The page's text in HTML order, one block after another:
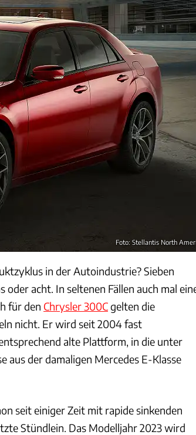
Foto: Stellantis North
in der Autoindustrie? Sieben
oder acht. In seltenen Fällen auch mal
für den Chrysler 300Cgelten die
nicht. Er wird seit 2004 fast
alte Plattform, in die unter
aus der damaligen Mercedes E-Klasse
seit einiger Zeit mit rapide sinkenden
Stündlein. Das Modelljahr 2023 wird